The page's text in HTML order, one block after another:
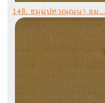
148. ธมฺมปทวณฺณนา ธม...